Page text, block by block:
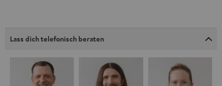
Lass dich telefonisch beraten